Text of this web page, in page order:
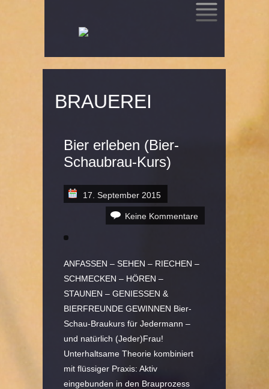
TO
BRAUEREI
Bier erleben (Bier-
Schaubrau-Kurs)
17. September 2015
Keine Kommentare
ANFASSEN – SEHEN – RIECHEN –
SCHMECKEN – HÖREN –
STAUNEN – GENIESSEN &
BIERFREUNDE GEWINNEN Bier-
Schau-Braukurs für Jedermann –
und natürlich (Jeder)Frau!
Unterhaltsame Theorie kombiniert
mit flüssiger Praxis: Aktiv
eingebunden in den Brauprozess